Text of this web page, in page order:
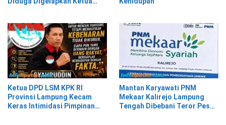
Ketua DPD LSM KPK RI
Provinsi Lampung Kecam
Keras Intimidasi Pimpinan
Mantan Karyawati PNM
Mekaar Kalirejo Lampung
Tengah Dibebani Teror Pesan